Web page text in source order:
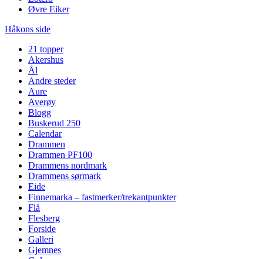
Øvre Eiker
Håkons side
21 topper
Akershus
Ål
Andre steder
Aure
Averøy
Blogg
Buskerud 250
Calendar
Drammen
Drammen PF100
Drammens nordmark
Drammens sørmark
Eide
Finnemarka – fastmerker/trekantpunkter
Flå
Flesberg
Forside
Galleri
Gjemnes